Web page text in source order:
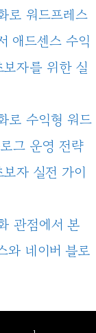
로 워드프레스
애드센스 수익
자를 위한 실
로 수익형 워드
그 운영 전략
자 실전 가이
관점에서 본
와 네이버 블로